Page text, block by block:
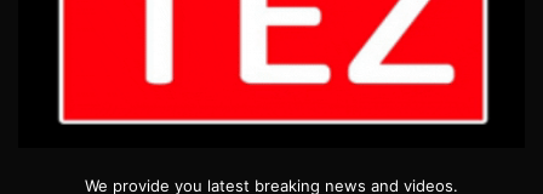
We provide you latest breaking news and videos.